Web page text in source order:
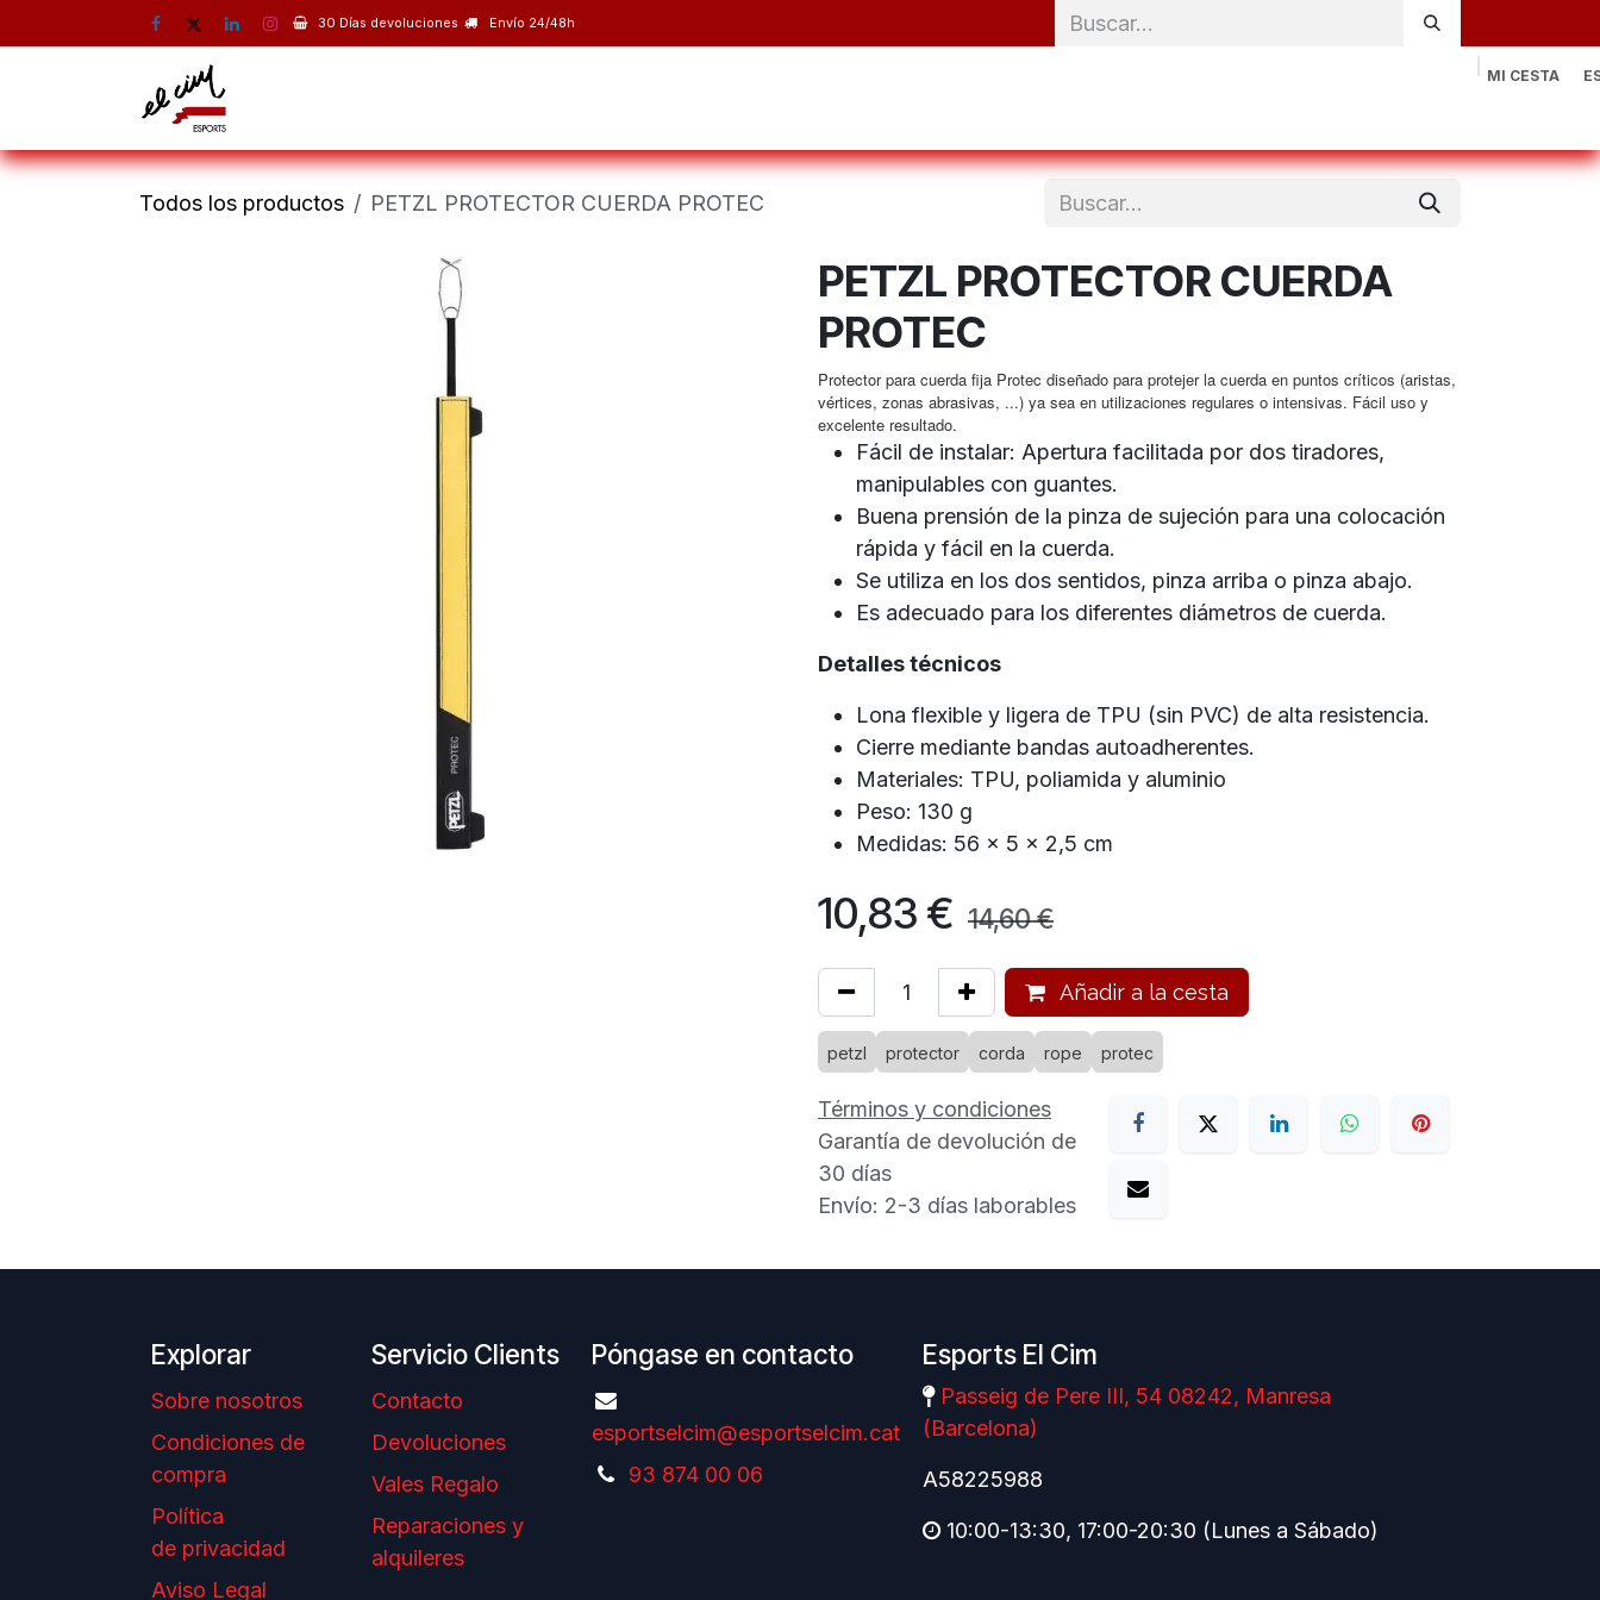
30 Días devoluciones Envío 24/48h
MI CESTA
Todos los productos PETZL PROTECTOR CUERDA PROTEC
PETZL PROTECTOR CUERDA
PROTEC
Protector para cuerda fija Protec diseñado para protejer la cuerda en puntos críticos (aristas,
vértices, zonas abrasivas, ...) ya sea en utilizaciones regulares o intensivas. Fácil uso y
excelente resultado.
Fácil de instalar: Apertura facilitada por dos tiradores,
manipulables con guantes.
Buena prensión de la pinza de sujeción para una colocación
rápida y fácil en la cuerda.
Se utiliza en los dos sentidos, pinza arriba o pinza abajo.
Es adecuado para los diferentes diámetros de cuerda.
Detalles técnicos
Lona flexible y ligera de TPU (sin PVC) de alta resistencia.
Cierre mediante bandas autoadherentes.
Materiales: TPU, poliamida y aluminio
Peso: 130 g
Medidas: 56 x 5 x 2,5 cm
10,83 € 14,60€
Añadir a la cesta
petzl protector corda rope protec
Términos y condiciones
Garantía de devolución de
30 días
Envío: 2-3 días laborables
Explorar
Sobre nosotros
Condiciones de
compra
Política
de privacidad
Aviso Legal
Servicio Clients
Contacto
Devoluciones
Vales Regalo
Reparaciones y
alquileres
Esports El Cim
Passeig de Pere III, 54 08242, Manresa
(Barcelona)
A58225988
10:00-13:30, 17:00-20:30 (Lunes a Sábado)
Póngase en contacto
esportselcim@esportselcim.cat
93 874 00 06